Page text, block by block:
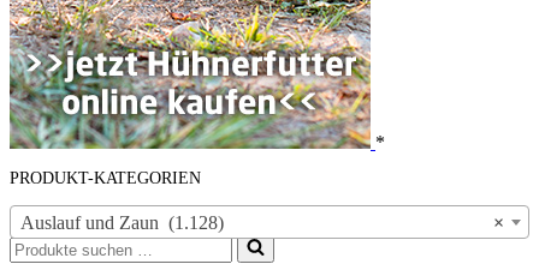
*
PRODUKT-KATEGORIEN
×
Auslauf und Zaun (1.128)
Suchen
nach …